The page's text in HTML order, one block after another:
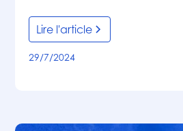
Lire l'article
29/7/2024